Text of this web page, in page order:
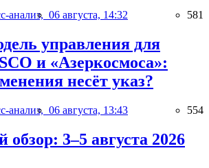
анализ, 06 августа, 14:32 581
управления для
и «Азеркосмоса»:
несёт указ?
анализ, 06 августа, 13:43 554
обзор: 3–5 августа 2026